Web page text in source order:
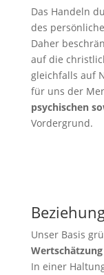
Das Handeln
des
Daher
auf die
gleichfalls auf
für uns der
psychischen
Vordergrund.
Unser Basis
In einer